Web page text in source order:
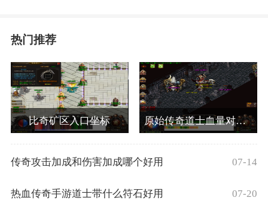
热门推荐
比奇矿区入口坐标 原始传奇道士血量对应等级
传奇攻击加成和伤害加成哪个好用 07-14
热血传奇手游道士带什么符石好用 07-20